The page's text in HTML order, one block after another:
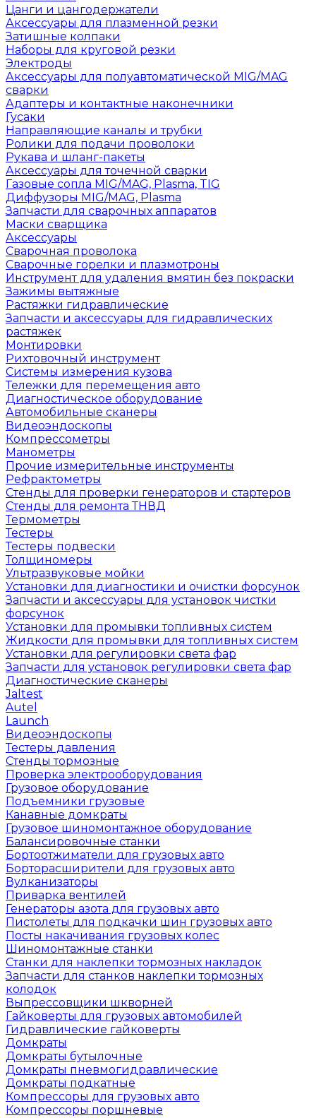
Цанги и цангодержатели
Аксессуары для плазменной резки
Затишные колпаки
Наборы для круговой резки
Электроды
Аксессуары для полуавтоматической MIG/MAG
сварки
Адаптеры и контактные наконечники
Гусаки
Направляющие каналы и трубки
Ролики для подачи проволоки
Рукава и шланг-пакеты
Аксессуары для точечной сварки
Газовые сопла MIG/MAG, Plasma, TIG
Диффузоры MIG/MAG, Plasma
Запчасти для сварочных аппаратов
Маски сварщика
Аксессуары
Сварочная проволока
Сварочные горелки и плазмотроны
Инструмент для удаления вмятин без покраски
Зажимы вытяжные
Растяжки гидравлические
Запчасти и аксессуары для гидравлических
растяжек
Монтировки
Рихтовочный инструмент
Системы измерения кузова
Тележки для перемещения авто
Диагностическое оборудование
Автомобильные сканеры
Видеоэндоскопы
Компрессометры
Манометры
Прочие измерительные инструменты
Рефрактометры
Стенды для проверки генераторов и стартеров
Стенды для ремонта ТНВД
Термометры
Тестеры
Тестеры подвески
Толщиномеры
Ультразвуковые мойки
Установки для диагностики и очистки форсунок
Запчасти и аксессуары для установок чистки
форсунок
Установки для промывки топливных систем
Жидкости для промывки для топливных систем
Установки для регулировки света фар
Запчасти для установок регулировки света фар
Диагностические сканеры
Jaltest
Autel
Launch
Видеоэндоскопы
Тестеры давления
Стенды тормозные
Проверка электрооборудования
Грузовое оборудование
Подъемники грузовые
Канавные домкраты
Грузовое шиномонтажное оборудование
Балансировочные станки
Бортоотжиматели для грузовых авто
Борторасширители для грузовых авто
Вулканизаторы
Приварка вентилей
Генераторы азота для грузовых авто
Пистолеты для подкачки шин грузовых авто
Посты накачивания грузовых колес
Шиномонтажные станки
Станки для наклепки тормозных накладок
Запчасти для станков наклепки тормозных
колодок
Выпрессовщики шкворней
Гайковерты для грузовых автомобилей
Гидравлические гайковерты
Домкраты
Домкраты бутылочные
Домкраты пневмогидравлические
Домкраты подкатные
Компрессоры для грузовых авто
Компрессоры поршневые